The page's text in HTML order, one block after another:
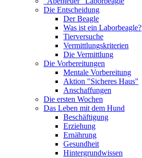
Die Entscheidung
Der Beagle
Was ist ein Laborbeagle?
Tierversuche
Vermittlungskriterien
Die Vermittlung
Die Vorbereitungen
Mentale Vorbereitung
Aktion "Sicheres Haus"
Anschaffungen
Die ersten Wochen
Das Leben mit dem Hund
Beschäftigung
Erziehung
Ernährung
Gesundheit
Hintergrundwissen